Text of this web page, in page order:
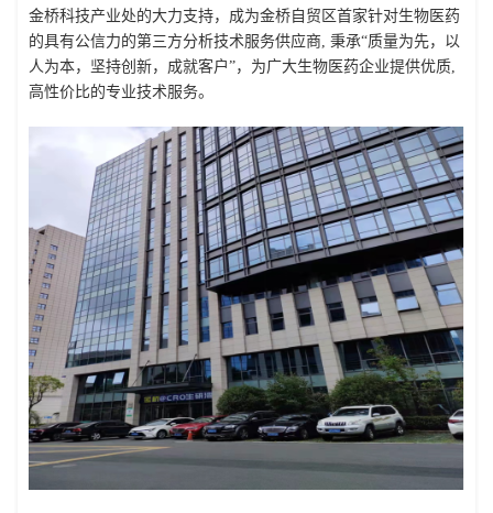
金桥科技产业处的大力支持，成为金桥自贸区首家针对生物医药
的具有公信力的第三方分析技术服务供应商, 秉承“质量为先，以
人为本，坚持创新，成就客户”，为广大生物医药企业提供优质,
高性价比的专业技术服务。